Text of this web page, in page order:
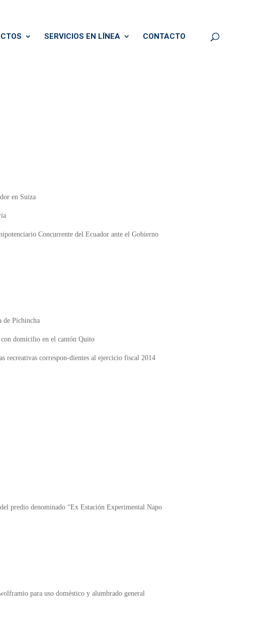
SERVICIOS EN LÍNEA CONTACTO
en Suiza
Concurrente del Ecuador ante el Gobierno
de Pichincha
con domicilio en el cantón Quito
recreativas correspon-dientes al ejercicio fiscal 2014
predio denominado “Ex Estación Experimental Napo
para uso doméstico y alumbrado general